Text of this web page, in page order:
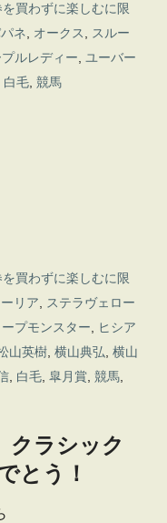
買わずに楽しむに限
ネ オークス
スルー
ルレディー
ユーバー
白毛, 競馬
買わずに楽しむに限
リア
ステラヴェロー
プモンスター
ヒシア
山英樹, 横山典弘 横山
, 白毛, 皐月賞, 競馬,
クラシック
とう！